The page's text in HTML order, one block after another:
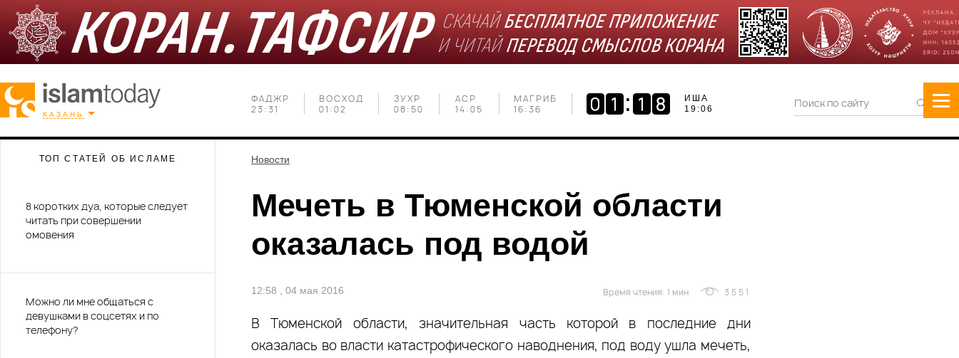
КАЗАНЬ
ФАДЖР
23:31
ВОСХОД
01:02
ЗУХР
08:50
АСР
14:05
МАГРИБ
16:36
ИША
19:06
ТОП СТАТЕЙ ОБ ИСЛАМЕ
8 коротких дуа, которые следует
читать при совершении
омовения
Можно ли мне общаться с
девушками в соцсетях и по
телефону?
Новости
Мечеть в Тюменской области
оказалась под водой
12:58 , 04 мая 2016 Время чтения: 1 мин 3551
В Тюменской области, значительная часть которой в последние дни
оказалась во власти катастрофического наводнения, под воду ушла мечеть,